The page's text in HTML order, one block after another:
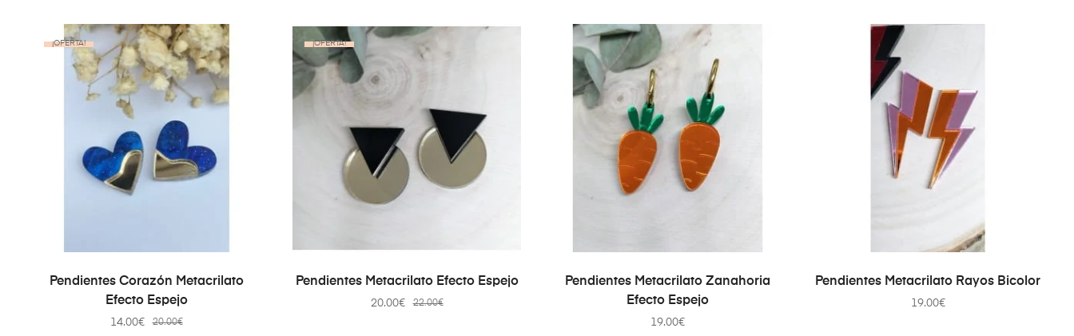
¡OFERTA!
AÑADIR AL CARRITO
Pendientes Corazón Metacrilato
Efecto Espejo
20.00€
14.00€
¡OFERTA!
AÑADIR AL CARRITO
Pendientes Metacrilato Efecto Espejo
22.00€
20.00€
AÑADIR AL CARRITO
Pendientes Metacrilato Zanahoria
Efecto Espejo
19.00€
AÑADIR AL CARRITO
Pendientes Metacrilato Rayos Bicolor
19.00€